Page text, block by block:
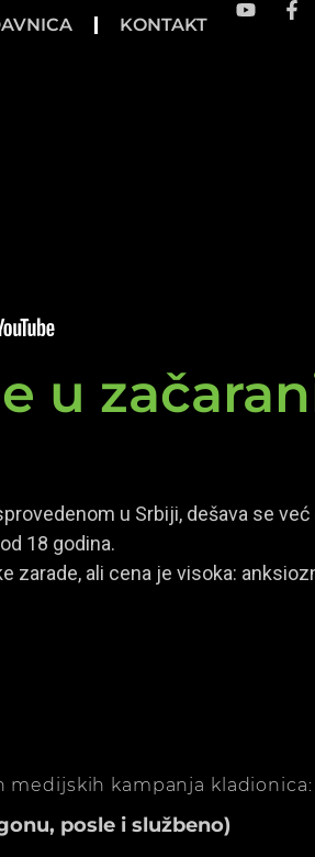
KONTAKT
u
u Srbiji, dešava se već
18 godina.
zarade, ali cena je visoka:
medijskih kampanja kladionica:
posle i službeno)